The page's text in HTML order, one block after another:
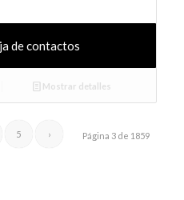
de contactos
Mostrar detalles
Página 3 de 1859
5 ›